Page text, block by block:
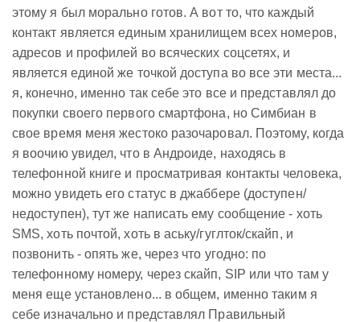
этому я был морально готов. А вот то, что каждый
контакт является единым хранилищем всех номеров,
адресов и профилей во всяческих соцсетях, и
является единой же точкой доступа во все эти места...
я, конечно, именно так себе это все и представлял до
покупки своего первого смартфона, но Симбиан в
свое время меня жестоко разочаровал. Поэтому, когда
я воочию увидел, что в Андроиде, находясь в
телефонной книге и просматривая контакты человека,
можно увидеть его статус в джаббере (доступен/
недоступен), тут же написать ему сообщение - хоть
SMS, хоть почтой, хоть в аську/гуглток/скайп, и
позвонить - опять же, через что угодно: по
телефонному номеру, через скайп, SIP или что там у
меня еще установлено... в общем, именно таким я
себе изначально и представлял Правильный